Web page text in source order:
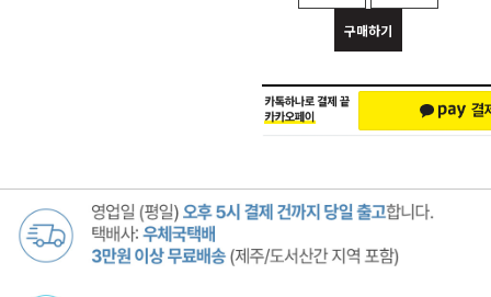
구매하기